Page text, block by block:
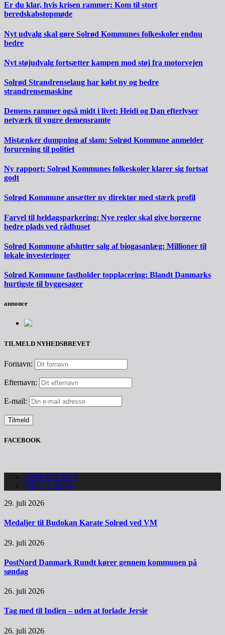
Er du klar, hvis krisen rammer: Kom til stort
beredskabstopmøde
Nyt udvalg skal gøre Solrød Kommunes folkeskoler endnu
bedre
Nyt støjudvalg fortsætter kampen mod støj fra motorvejen
Solrød Strandrenselaug har købt ny og bedre
strandrensemaskine
Demens rammer også midt i livet: Heidi og Dan efterlyser
netværk til yngre demensramte
Mistænker dumpning af slam: Solrød Kommune anmelder
forurening til politiet
Ny rapport: Solrød Kommunes folkeskoler klarer sig fortsat
godt
Solrød Kommune ansætter ny direktør med stærk profil
Farvel til heldagsparkering: Nye regler skal give borgerne
bedre plads ved rådhuset
Solrød Kommune afslutter salg af biogasanlæg: Millioner til
lokale investeringer
Solrød Kommune fastholder topplacering: Blandt Danmarks
hurtigste til byggesager
annonce
TILMELD NYHEDSBREVET
Fornavn:
Efternavn:
E-mail:
FACEBOOK
SENESTE NYT
MEST LÆSTE
29. juli 2026
Medaljer til Budokan Karate Solrød ved VM
29. juli 2026
PostNord Danmark Rundt kører gennem kommunen på
søndag
26. juli 2026
Tag med til Indien – uden at forlade Jersie
26. juli 2026